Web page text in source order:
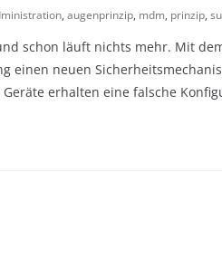
, augenprinzip, mdm, prinzip,
schon läuft nichts mehr. Mit
einen neuen
erhalten eine falsche